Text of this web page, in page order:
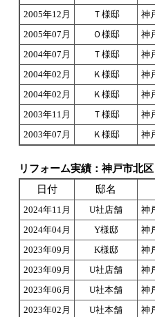
2005年12月
Ｔ様邸 神
2005年07月
Ｏ様邸 神
2004年07月
Ｔ様邸 神
2004年02月
Ｋ様邸 神
2004年02月
Ｋ様邸 神
2003年11月
Ｔ様邸 神
2003年07月
Ｋ様邸 神
リフォーム実績：神戸市北区
日付
邸名
2024年11月 U社店舗 神
2024年04月
Y様邸 神
2023年09月
K様邸 神
2023年09月
U社店舗 神
2023年06月
U社本舗 神
2023年02月
U社本舗 神